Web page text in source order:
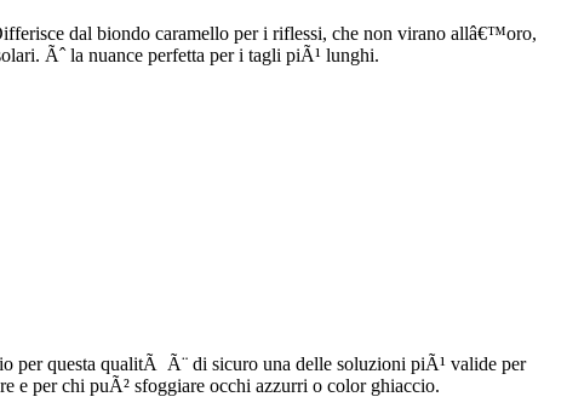
dal biondo caramello per i riflessi, che non virano allâ€™oro,
Ãˆ la nuance perfetta per i tagli piÃ¹ lunghi.
per questa qualitÃ Ã¨ di sicuro una delle soluzioni piÃ¹ valide per
e per chi puÃ² sfoggiare occhi azzurri o color ghiaccio.